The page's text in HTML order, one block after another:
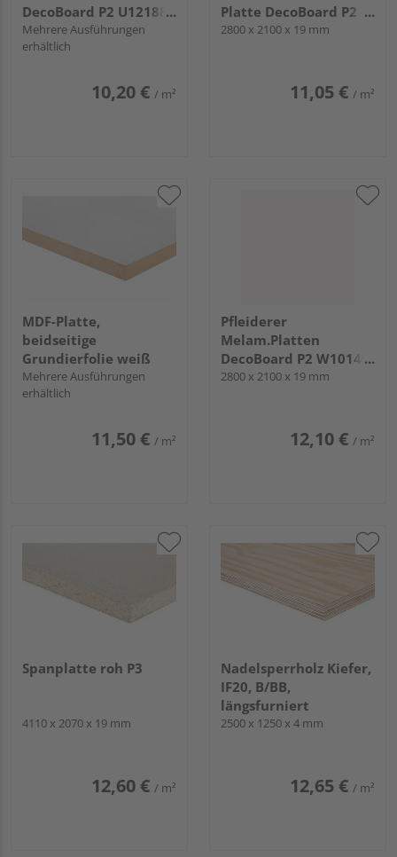
DecoBoard P2 U12188
Lichtgrau, SD
Mehrere Ausführungen
erhältlich
10,20 € / m²
Platte DecoBoard P2
W10300 Weiß, SD
2800 x 2100 x 19 mm
11,05 € / m²
MDF-Platte,
beidseitige
Grundierfolie weiß
Mehrere Ausführungen
erhältlich
11,50 € / m²
Pfleiderer
Melam.Platten
DecoBoard P2 W10140
Frontweiß, SD
2800 x 2100 x 19 mm
12,10 € / m²
Spanplatte roh P3
4110 x 2070 x 19 mm
12,60 € / m²
Nadelsperrholz Kiefer,
IF20, B/BB,
längsfurniert
2500 x 1250 x 4 mm
12,65 € / m²